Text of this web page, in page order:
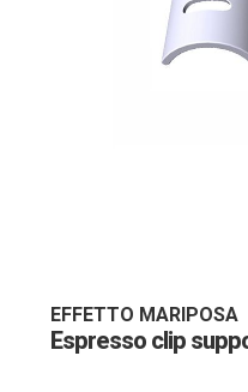
EFFETTO MARIPOSA
Espresso clip
galleria
di